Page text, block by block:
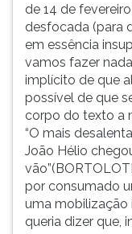
de 14 de
desfocada (para
em essência
vamos fazer
implícito de que
possível de que
corpo do texto a
“O mais
João Hélio
por consumado
uma mobilização
queria dizer que,